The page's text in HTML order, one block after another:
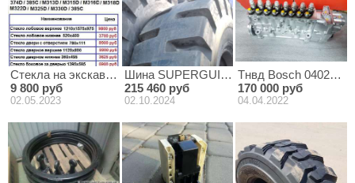
Стекла на экскаватор-погрузчик CATERPILLAR 428 D
9 800 руб
02.05.2023
Шина SUPERGUIDER 23.5-25 L5
215 460 руб
02.10.2024
Тнвд Bosch
170 000 руб
04.04.2022